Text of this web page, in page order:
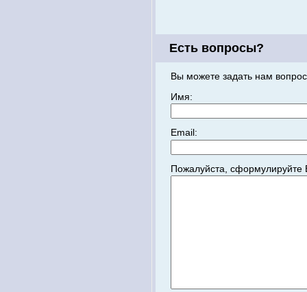
Есть вопросы?
Вы можете задать нам
Имя:
Email:
Пожалуйста,